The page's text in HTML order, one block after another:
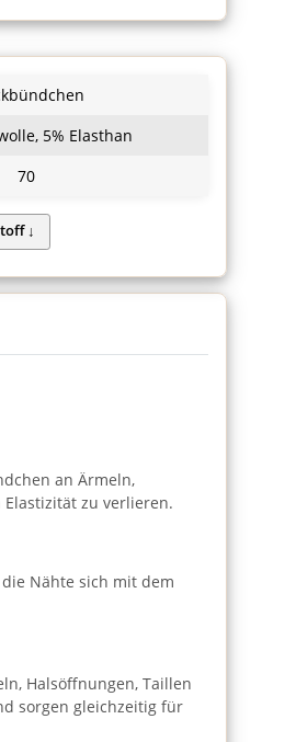
5% Elasthan
70
an Ärmeln,
zu verlieren.
Nähte sich mit dem
Halsöffnungen, Taillen
sorgen gleichzeitig für